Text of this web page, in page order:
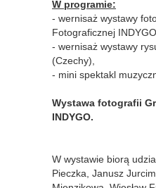
W programie:
- wernisaż wystawy
Fotograficznej INDYGO,
- wernisaż wystawy
(Czechy),
- mini spektakl
Wystawa fotografii
INDYGO.
W wystawie biorą
Pieczka, Janusz